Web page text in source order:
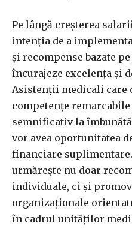
Pe lângă creșterea
intenția de a
și recompense bazate
încurajeze excelența și
Asistenții medicali care
competențe
semnificativ la
vor avea oportunitatea
financiare suplimentare.
urmărește nu doar
individuale, ci și
organizaționale
în cadrul unităților